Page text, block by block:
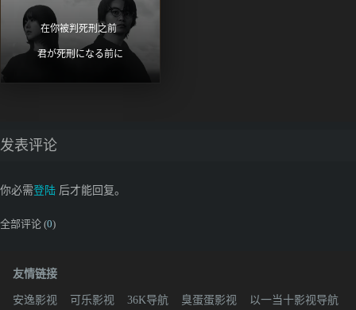
在你被判死刑之前
君が死刑になる前に
发表评论
你必需登陆 后才能回复。
全部评论 (0)
友情链接
安逸影视 可乐影视 36K导航 臭蛋蛋影视 以一当十影视导航